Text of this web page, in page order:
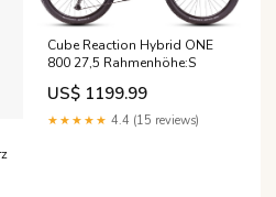
Cube Reaction Hybrid ONE
800 27,5 Rahmenhöhe:S
US$ 1199.99
★★★★★ 4.4 (15 reviews)